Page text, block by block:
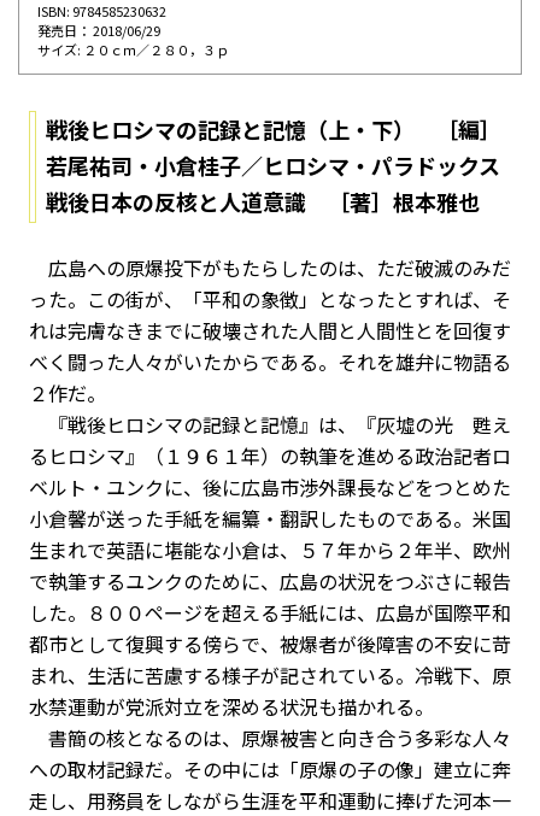
ISBN: 9784585230632
発売⽇： 2018/06/29
サイズ: ２０ｃｍ／２８０，３ｐ
戦後ヒロシマの記録と記憶（上・下） ［編］
若尾祐司・小倉桂子／ヒロシマ・パラドックス
戦後日本の反核と人道意識 ［著］根本雅也
広島への原爆投下がもたらしたのは、ただ破滅のみだ
った。この街が、「平和の象徴」となったとすれば、そ
れは完膚なきまでに破壊された人間と人間性とを回復す
べく闘った人々がいたからである。それを雄弁に物語る
２作だ。
『戦後ヒロシマの記録と記憶』は、『灰墟の光 甦え
るヒロシマ』（１９６１年）の執筆を進める政治記者ロ
ベルト・ユンクに、後に広島市渉外課長などをつとめた
小倉馨が送った手紙を編纂・翻訳したものである。米国
生まれで英語に堪能な小倉は、５７年から２年半、欧州
で執筆するユンクのために、広島の状況をつぶさに報告
した。８００ページを超える手紙には、広島が国際平和
都市として復興する傍らで、被爆者が後障害の不安に苛
まれ、生活に苦慮する様子が記されている。冷戦下、原
水禁運動が党派対立を深める状況も描かれる。
書簡の核となるのは、原爆被害と向き合う多彩な人々
への取材記録だ。その中には「原爆の子の像」建立に奔
走し、用務員をしながら生涯を平和運動に捧げた河本一